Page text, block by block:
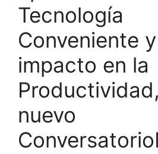
Tecnología
Conveniente
impacto en la
nuevo